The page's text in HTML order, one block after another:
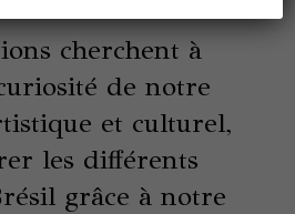
cherchent à
de notre
et culturel,
les différents
grâce à notre